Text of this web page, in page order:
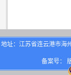
地址：江苏省连云港市海
备案号：